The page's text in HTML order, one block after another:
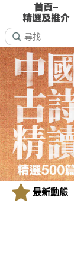
最新動態